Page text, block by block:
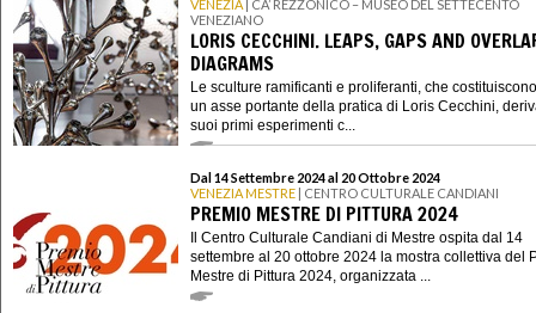
VENEZIA | CA’ REZZONICO – MUSEO DEL SETTECENTO
VENEZIANO
LORIS CECCHINI. LEAPS, GAPS AND
DIAGRAMS
Le sculture ramificanti e proliferanti, che
un asse portante della pratica di Loris Cecchini,
suoi primi esperimenti c...
Dal 14 Settembre 2024 al 20 Ottobre 2024
VENEZIA MESTRE | CENTRO CULTURALE CANDIANI
PREMIO MESTRE DI PITTURA 2024
Il Centro Culturale Candiani di Mestre ospita dal 14
settembre al 20 ottobre 2024 la mostra collettiva del
Mestre di Pittura 2024, organizzata ...